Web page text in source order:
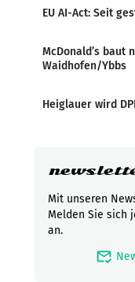
EU AI-Act: Seit
McDonald’s baut
Waidhofen/Ybbs
Heiglauer wird
Mit unseren
Melden Sie sich
an.
mark_email_read